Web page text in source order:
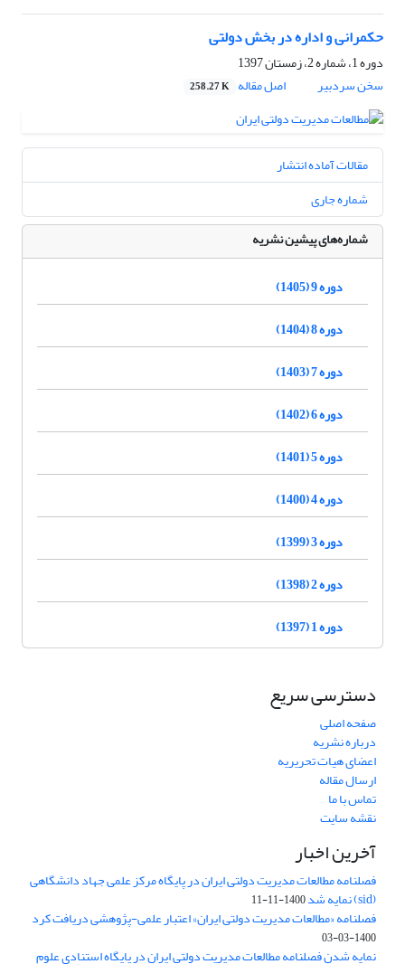
حکمرانی و اداره در بخش دولتی
دوره 1، شماره 2، زمستان 1397
سخن سردبیر
اصل مقاله 258.27 K
مقالات آماده انتشار
شماره جاری
شماره‌های پیشین نشریه
دوره 9 (1405)
دوره 8 (1404)
دوره 7 (1403)
دوره 6 (1402)
دوره 5 (1401)
دوره 4 (1400)
دوره 3 (1399)
دوره 2 (1398)
دوره 1 (1397)
دسترسی سریع
صفحه اصلی
درباره نشریه
اعضای هیات تحریریه
ارسال مقاله
تماس با ما
نقشه سایت
آخرین اخبار
فصلنامه مطالعات مدیریت دولتی ایران در پایگاه مرکز علمی جهاد دانشگاهی
(sid) نمایه شد 1400-11-11
فصلنامه «مطالعات مدیریت دولتی ایران» اعتبار علمی-پژوهشی دریافت کرد
1400-03-03
نمایه شدن فصلنامه مطالعات مدیریت دولتی ایران در پایگاه استنادی علوم